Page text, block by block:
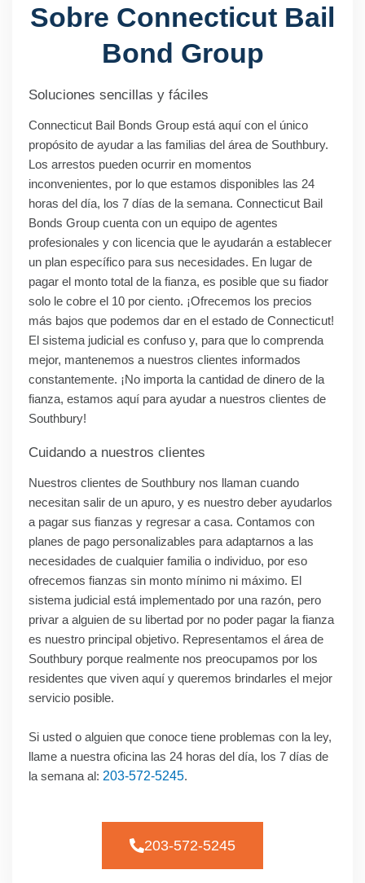
Sobre Connecticut Bail
Bond Group
Soluciones sencillas y fáciles
Connecticut Bail Bonds Group está aquí con el único
propósito de ayudar a las familias del área de Southbury.
Los arrestos pueden ocurrir en momentos
inconvenientes, por lo que estamos disponibles las 24
horas del día, los 7 días de la semana. Connecticut Bail
Bonds Group cuenta con un equipo de agentes
profesionales y con licencia que le ayudarán a establecer
un plan específico para sus necesidades. En lugar de
pagar el monto total de la fianza, es posible que su fiador
solo le cobre el 10 por ciento. ¡Ofrecemos los precios
más bajos que podemos dar en el estado de Connecticut!
El sistema judicial es confuso y, para que lo comprenda
mejor, mantenemos a nuestros clientes informados
constantemente. ¡No importa la cantidad de dinero de la
fianza, estamos aquí para ayudar a nuestros clientes de
Southbury!
Cuidando a nuestros clientes
Nuestros clientes de Southbury nos llaman cuando
necesitan salir de un apuro, y es nuestro deber ayudarlos
a pagar sus fianzas y regresar a casa. Contamos con
planes de pago personalizables para adaptarnos a las
necesidades de cualquier familia o individuo, por eso
ofrecemos fianzas sin monto mínimo ni máximo. El
sistema judicial está implementado por una razón, pero
privar a alguien de su libertad por no poder pagar la fianza
es nuestro principal objetivo. Representamos el área de
Southbury porque realmente nos preocupamos por los
residentes que viven aquí y queremos brindarles el mejor
servicio posible.
Si usted o alguien que conoce tiene problemas con la ley,
llame a nuestra oficina las 24 horas del día, los 7 días de
la semana al: 203-572-5245.
203-572-5245